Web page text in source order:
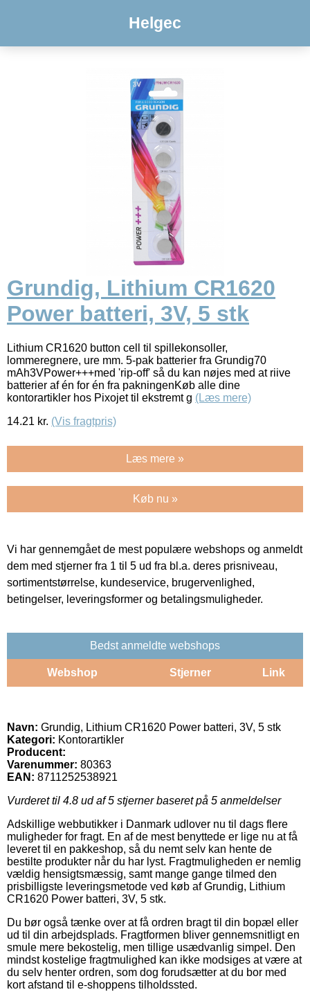
Helgec
Grundig, Lithium CR1620
Power batteri, 3V, 5 stk
Lithium CR1620 button cell til spillekonsoller,
lommeregnere, ure mm. 5-pak batterier fra Grundig70
mAh3VPower+++med 'rip-off' så du kan nøjes med at riive
batterier af én for én fra pakningenKøb alle dine
kontorartikler hos Pixojet til ekstremt g (Læs mere)
14.21 kr. (Vis fragtpris)
Læs mere »
Køb nu »
Vi har gennemgået de mest populære webshops og anmeldt
dem med stjerner fra 1 til 5 ud fra bl.a. deres prisniveau,
sortimentstørrelse, kundeservice, brugervenlighed,
betingelser, leveringsformer og betalingsmuligheder.
Bedst anmeldte webshops
Webshop Stjerner Link
Navn: Grundig, Lithium CR1620 Power batteri, 3V, 5 stk
Kategori: Kontorartikler
Producent:
Varenummer: 80363
EAN: 8711252538921
Vurderet til 4.8 ud af 5 stjerner baseret på 5 anmeldelser
Adskillige webbutikker i Danmark udlover nu til dags flere
muligheder for fragt. En af de mest benyttede er lige nu at få
leveret til en pakkeshop, så du nemt selv kan hente de
bestilte produkter når du har lyst. Fragtmuligheden er nemlig
vældig hensigtsmæssig, samt mange gange tilmed den
prisbilligste leveringsmetode ved køb af Grundig, Lithium
CR1620 Power batteri, 3V, 5 stk.
Du bør også tænke over at få ordren bragt til din bopæl eller
ud til din arbejdsplads. Fragtformen bliver gennemsnitligt en
smule mere bekostelig, men tillige usædvanlig simpel. Den
mindst kostelige fragtmulighed kan ikke modsiges at være at
du selv henter ordren, som dog forudsætter at du bor med
kort afstand til e-shoppens tilholdssted.